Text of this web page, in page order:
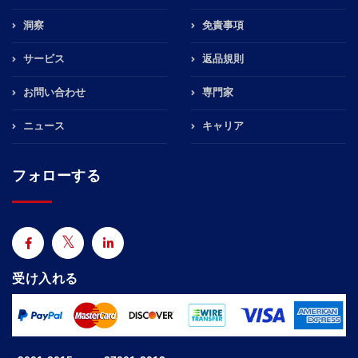
洞察
サービス
お問い合わせ
ニュース
免責事項
返品規則
専門家
キャリア
フォローする
受け入れる